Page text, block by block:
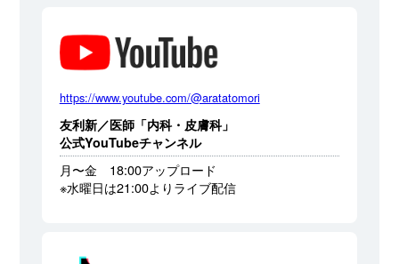
https://www.youtube.com/@aratatomori
友利新／医師「内科・皮膚科」
公式YouTubeチャンネル
月〜金 18:00アップロード
※水曜日は21:00よりライブ配信